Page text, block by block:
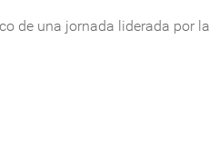
de una jornada liderada por